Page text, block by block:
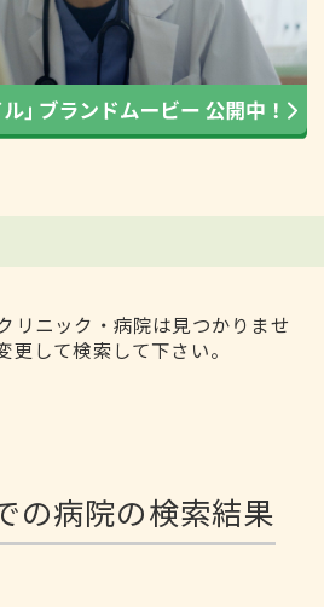
リニック・病院は見つかりませ
して検索して下さい。
の病院の検索結果